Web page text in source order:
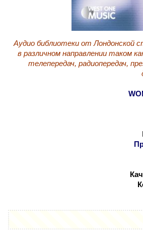
Аудио библиотеки от Лондонской
в различном направлении таком
телепередач, радиопередач,